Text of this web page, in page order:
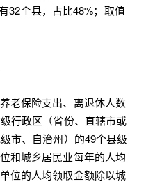
32个县，占比48%；取值
老保险支出、离退休人数
行政区（省份、直辖市或
市、自治州）的49个县级
和城乡居民业每年的人均
位的人均领取金额除以城